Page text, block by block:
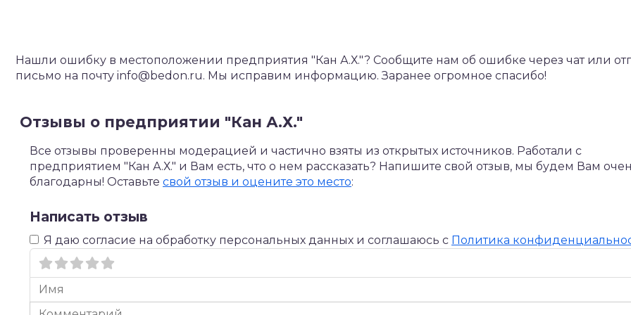
Нашли ошибку в местоположении предприятия "Кан А.Х."? Сообщите нам об ошибке через чат или
письмо на почту info@bedon.ru. Мы исправим информацию. Заранее огромное спасибо!
Отзывы о предприятии "Кан А.Х."
Все отзывы проверенны модерацией и частично взяты из открытых источников. Работали с
предприятием "Кан А.Х." и Вам есть, что о нем рассказать? Напишите свой отзыв, мы будем Вам
благодарны! Оставьте свой отзыв и оцените это место:
Написать отзыв
Я даю согласие на обработку персональных данных и соглашаюсь c Политика